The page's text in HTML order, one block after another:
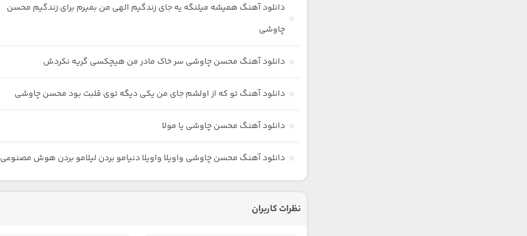
دانلود آهنگ همیشه میلنگه یه جای زندگیم الهی من بمیرم برای زندگیم محسن
چاوشی
دانلود آهنگ محسن چاوشی سر خاک مادر من هیچکسی گریه نکردش
دانلود آهنگ تو که از اولشم جای من یکی دیگه توی قلبت بود محسن چاوشی
دانلود آهنگ محسن چاوشی یا مولا
دانلود آهنگ محسن چاوشی واویلا واویلا دنیامو بردن لیلامو بردن هوش مصنوعی
نظرات کاربران